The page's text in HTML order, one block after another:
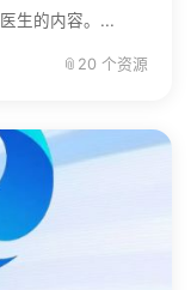
生的内容。...
📎 20 个资源